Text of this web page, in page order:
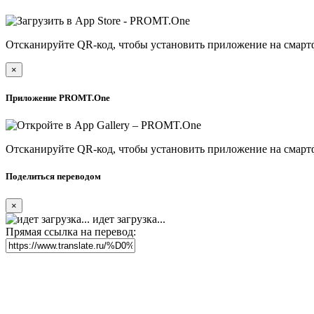
Отсканируйте QR-код, чтобы установить приложение на
×
Приложение PROMT.One
Отсканируйте QR-код, чтобы установить приложение на
Поделиться переводом
×
идет загрузка...
Прямая ссылка на перевод: